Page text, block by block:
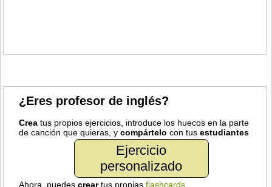
¿Eres profesor de inglés?
Crea tus propios ejercicios, introduce los huecos en la parte
de canción que quieras, ycompártelo con tusestudiantes
Ejercicio
personalizado
Ahora, puedescreartus propiasflashcards